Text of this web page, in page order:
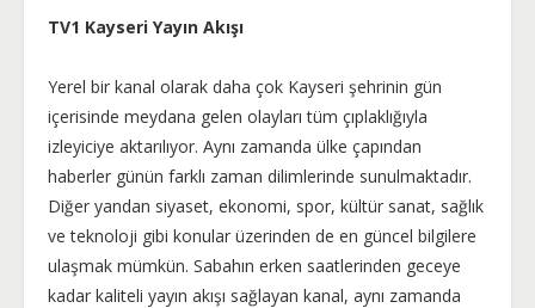
TV1 Kayseri Yayın Akışı
Yerel bir kanal olarak daha çok Kayseri şehrinin gün
içerisinde meydana gelen olayları tüm çıplaklığıyla
izleyiciye aktarılıyor. Aynı zamanda ülke çapından
haberler günün farklı zaman dilimlerinde sunulmaktadır.
Diğer yandan siyaset, ekonomi, spor, kültür sanat, sağlık
ve teknoloji gibi konular üzerinden de en güncel bilgilere
ulaşmak mümkün. Sabahın erken saatlerinden geceye
kadar kaliteli yayın akışı sağlayan kanal, aynı zamanda